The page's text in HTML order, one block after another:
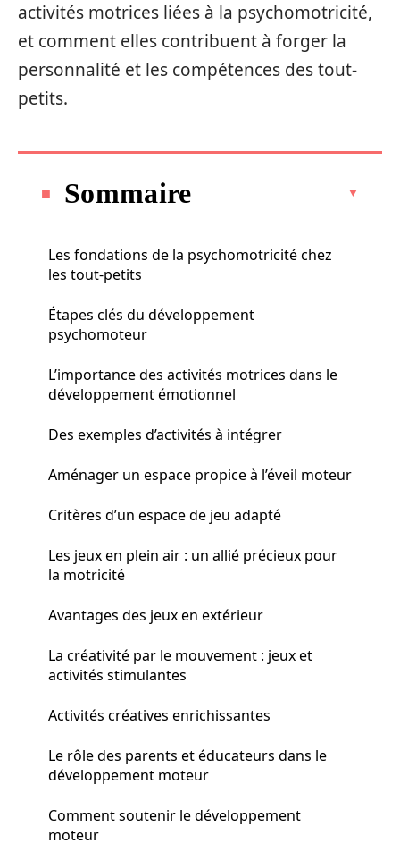
activités motrices liées à la psychomotricité,
et comment elles contribuent à forger la
personnalité et les compétences des tout-
petits.
Sommaire
Les fondations de la psychomotricité chez
les tout-petits
Étapes clés du développement
psychomoteur
L’importance des activités motrices dans le
développement émotionnel
Des exemples d’activités à intégrer
Aménager un espace propice à l’éveil moteur
Critères d’un espace de jeu adapté
Les jeux en plein air : un allié précieux pour
la motricité
Avantages des jeux en extérieur
La créativité par le mouvement : jeux et
activités stimulantes
Activités créatives enrichissantes
Le rôle des parents et éducateurs dans le
développement moteur
Comment soutenir le développement
moteur